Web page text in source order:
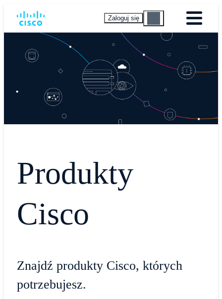
Zaloguj się
Produkty
Cisco
Znajdź produkty Cisco, których
potrzebujesz.